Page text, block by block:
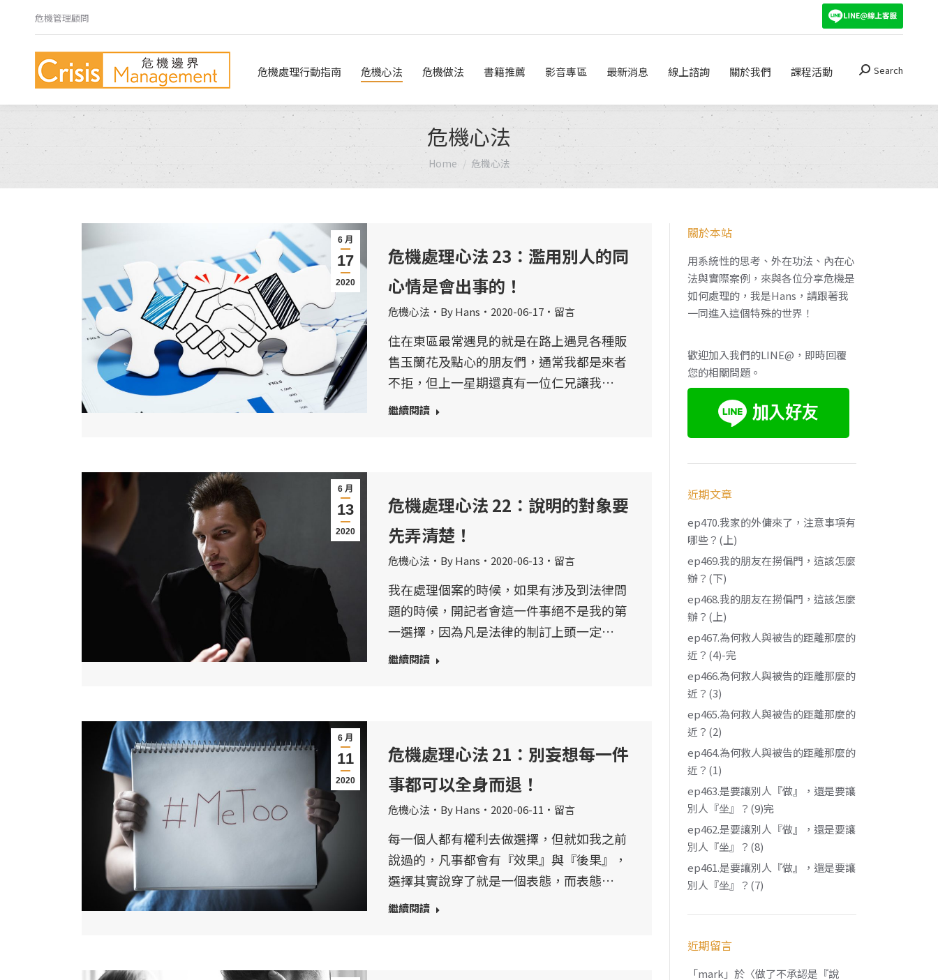
危機管理顧問
危機處理行動指南 危機心法 危機做法 書籍推薦 影音專區 最新消息 線上諮詢 關於我們 課程活動 Search:
Search
危機心法
You are here:
Home 危機心法
6 月
17
2020
危機處理心法 23：濫用別人的同
心情是會出事的！
危機心法 ByHans 2020-06-17 留言
住在東區最常遇見的就是在路上遇見各種販
售玉蘭花及點心的朋友們，通常我都是來者
不拒，但上一星期還真有一位仁兄讓我…
繼續閱讀
6 月
13
2020
危機處理心法 22：說明的對象要
先弄清楚！
危機心法 ByHans 2020-06-13 留言
我在處理個案的時候，如果有涉及到法律問
題的時候，開記者會這一件事絕不是我的第
一選擇，因為凡是法律的制訂上頭一定…
繼續閱讀
6 月
11
2020
危機處理心法 21：別妄想每一件
事都可以全身而退！
危機心法 ByHans 2020-06-11 留言
每一個人都有權利去做選擇，但就如我之前
說過的，凡事都會有『效果』與『後果』，
選擇其實說穿了就是一個表態，而表態…
繼續閱讀
關於本站
用系統性的思考、外在功法、內在心
法與實際案例，來與各位分享危機是
如何處理的，我是Hans，請跟著我
一同進入這個特殊的世界！
歡迎加入我們的LINE@，即時回覆
您的相關問題。
近期文章
ep470.我家的外傭來了，注意事項有
哪些？(上)
ep469.我的朋友在撈偏門，這該怎麼
辦？(下)
ep468.我的朋友在撈偏門，這該怎麼
辦？(上)
ep467.為何救人與被告的距離那麼的
近？(4)-完
ep466.為何救人與被告的距離那麼的
近？(3)
ep465.為何救人與被告的距離那麼的
近？(2)
ep464.為何救人與被告的距離那麼的
近？(1)
ep463.是要讓別人『做』，還是要讓
別人『坐』？(9)完
ep462.是要讓別人『做』，還是要讓
別人『坐』？(8)
ep461.是要讓別人『做』，還是要讓
別人『坐』？(7)
近期留言
「mark 」於〈做了不承認是『說